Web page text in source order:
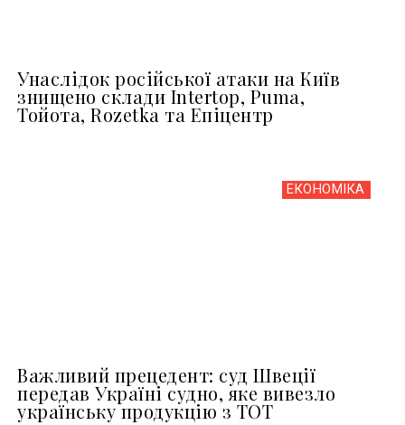
Унаслідок російської атаки на Київ
знищено склади Intertop, Puma,
Тойота, Rozetka та Епіцентр
ЕКОНОМІКА
Важливий прецедент: суд Швеції
передав Україні судно, яке вивезло
українську продукцію з ТОТ